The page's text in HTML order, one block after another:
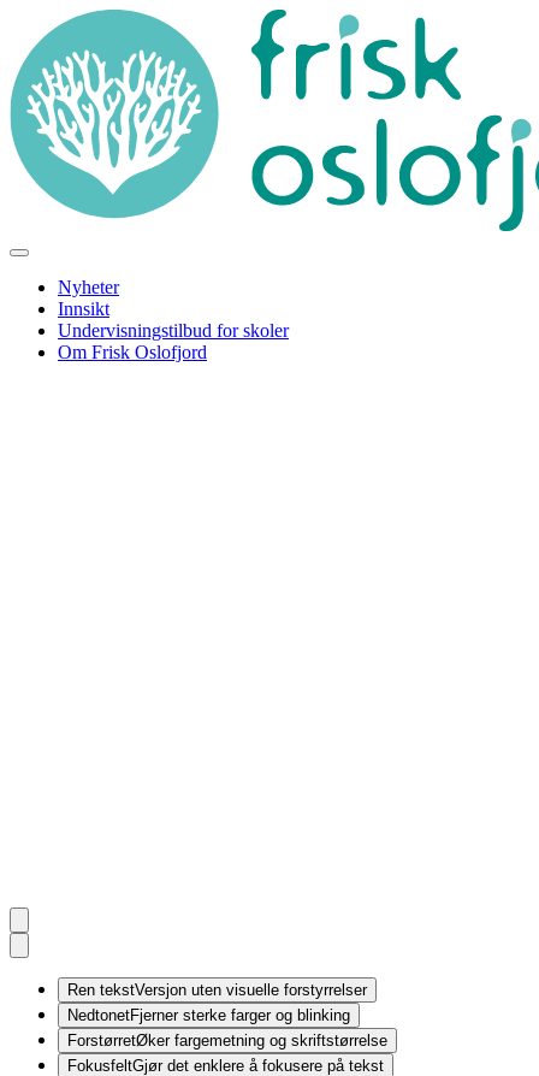
Nyheter
Innsikt
Undervisningstilbud for skoler
Om Frisk Oslofjord
Ren tekstVersjon uten visuelle forstyrrelser
NedtonetFjerner sterke farger og blinking
ForstørretØker fargemetning og skriftstørrelse
FokusfeltGjør det enklere å fokusere på tekst